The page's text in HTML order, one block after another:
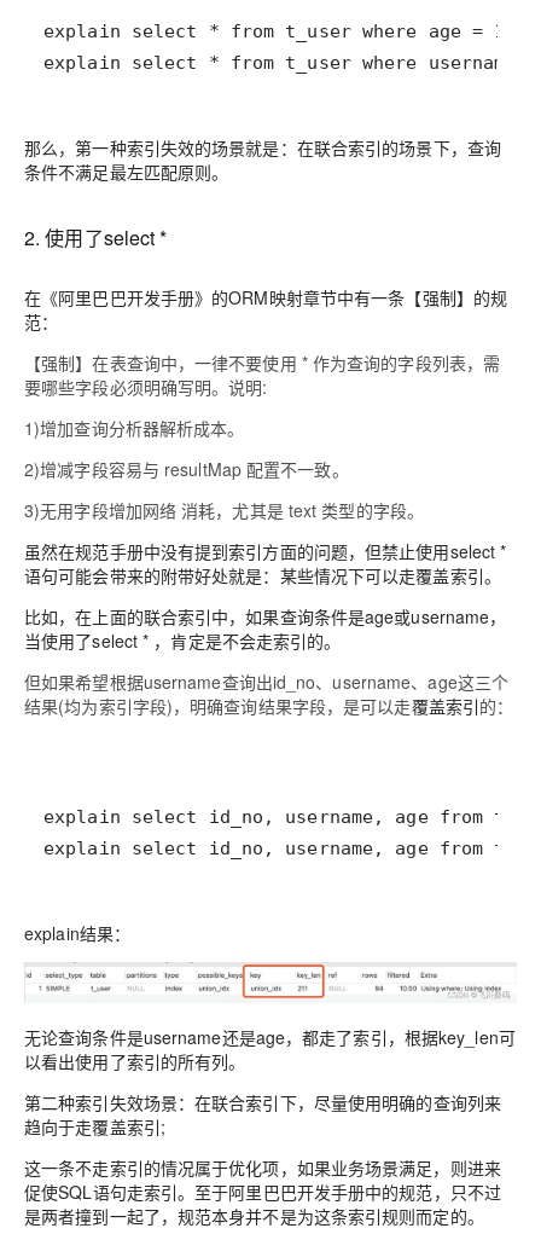
那么，第一种索引失效的场景就是： 在联合索引的场景下，查询
条件不满足最左匹配原则。
2. 使用了select *
在《阿里巴巴开发手册》的ORM映射章节中有一条【强制】的规
范：
【强制】在表查询中，一律不要使用 * 作为查询的字段列表，需
要哪些字段必须明确写明。说明:
1)增加查询分析器解析成本。
2)增减字段容易与 resultMap 配置不一致。
3)无用字段增加网络 消耗，尤其是 text 类型的字段。
虽然在规范手册中没有提到索引方面的问题，但禁止使用select *
语句可能会带来的附带好处就是： 某些情况下可以走覆盖索引。
比如，在上面的联合索引中，如果查询条件是age或username，
当使用了select * ，肯定是不会走索引的。
但如果希望根据username查询出id_no、username、age这三个
结果(均为索引字段)，明确查询结果字段，是可以走覆盖索引的：
explain结果：
无论查询条件是username还是age，都走了索引，根据key_len可
以看出使用了索引的所有列。
第二种索引失效场景：在联合索引下，尽量使用明确的查询列来
趋向于走覆盖索引;
这一条不走索引的情况属于优化项，如果业务场景满足，则进来
促使SQL语句走索引。至于阿里巴巴开发手册中的规范，只不过
是两者撞到一起了，规范本身并不是为这条索引规则而定的。